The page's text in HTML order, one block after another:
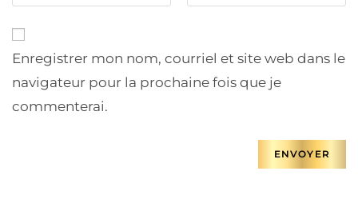
Enregistrer mon nom, courriel et site web dans le
navigateur pour la prochaine fois que je
commenterai.